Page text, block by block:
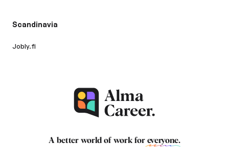
Scandinavia
Jobly.fi
A better world of work for everyone.